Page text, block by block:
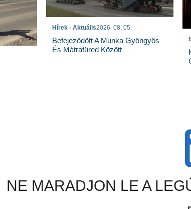
Hírek - Aktuális2026. 08. 05.
Befejeződött A Munka Gyöngyös
És Mátrafüred Között
NE MARADJON LE A